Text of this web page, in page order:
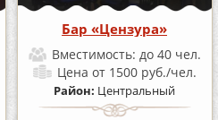
Бар «Цензура»
Вместимость: до 40 чел.
Ценаот 1500 руб./чел.
Район: Центральный